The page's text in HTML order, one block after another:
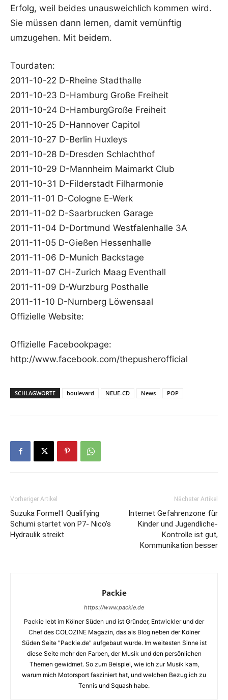
Erfolg, weil beides unausweichlich kommen wird.
Sie müssen dann lernen, damit vernünftig
umzugehen. Mit beidem.
Tourdaten:
2011-10-22 D-Rheine Stadthalle
2011-10-23 D-Hamburg Große Freiheit
2011-10-24 D-HamburgGroße Freiheit
2011-10-25 D-Hannover Capitol
2011-10-27 D-Berlin Huxleys
2011-10-28 D-Dresden Schlachthof
2011-10-29 D-Mannheim Maimarkt Club
2011-10-31 D-Filderstadt Filharmonie
2011-11-01 D-Cologne E-Werk
2011-11-02 D-Saarbrucken Garage
2011-11-04 D-Dortmund Westfalenhalle 3A
2011-11-05 D-Gießen Hessenhalle
2011-11-06 D-Munich Backstage
2011-11-07 CH-Zurich Maag Eventhall
2011-11-09 D-Wurzburg Posthalle
2011-11-10 D-Nurnberg Löwensaal
Offizielle Website:
Offizielle Facebookpage:
http://www.facebook.com/thepusherofficial
SCHLAGWORTE boulevard NEUE-CD News POP
Vorheriger Artikel
Suzuka Formel1 Qualifying
Schumi startet von P7- Nico’s
Hydraulik streikt
Nächster Artikel
Internet Gefahrenzone für
Kinder und Jugendliche-
Kontrolle ist gut,
Kommunikation besser
Packie
https://www.packie.de
Packie lebt im Kölner Süden und ist Gründer, Entwickler und der
Chef des COLOZINE Magazin, das als Blog neben der Kölner
Süden Seite "Packie.de" aufgebaut wurde. Im weitesten Sinne ist
diese Seite mehr den Farben, der Musik und den persönlichen
Themen gewidmet. So zum Beispiel, wie ich zur Musik kam,
warum mich Motorsport fasziniert hat, und welchen Bezug ich zu
Tennis und Squash habe.